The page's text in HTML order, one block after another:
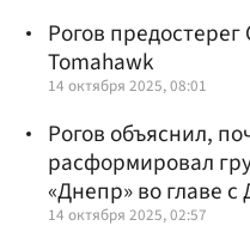
Рогов
Tomahawk
14 октября 2025, 08:01
Рогов объяснил,
расформировал
«Днепр» во главе
14 октября 2025, 02:57